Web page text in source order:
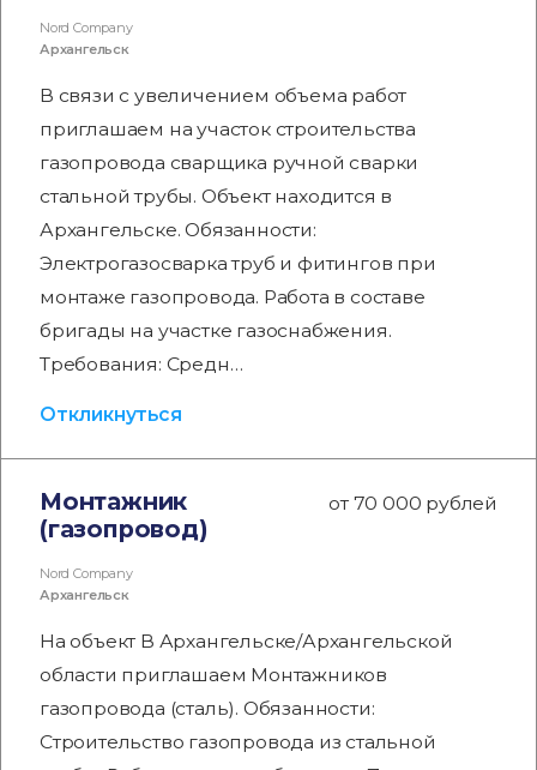
Nord Company
Архангельск
В связи с увеличением объема работ
приглашаем на участок строительства
газопровода сварщика ручной сварки
стальной трубы. Объект находится в
Архангельске. Обязанности:
Электрогазосварка труб и фитингов при
монтаже газопровода. Работа в составе
бригады на участке газоснабжения.
Требования: Средн…
Откликнуться
Монтажник
(газопровод)
от 70 000 рублей
Nord Company
Архангельск
На объект В Архангельске/Архангельской
области приглашаем Монтажников
газопровода (сталь). Обязанности:
Строительство газопровода из стальной